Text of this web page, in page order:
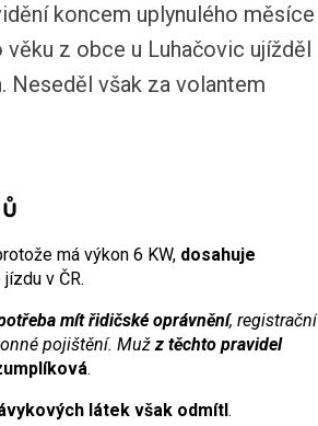
koncem uplynulého měsíce
z obce u Luhačovic ujížděl
Neseděl však za volantem
má výkon 6 KW, dosahuje
v ČR.
mít řidičské oprávnění, registrační
pojištění. Mužz těchto pravidel
.
látek však odmítl.